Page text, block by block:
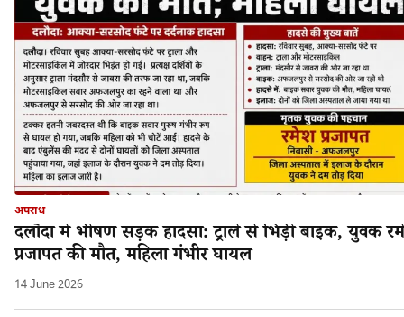
अपराध
दलौदा में भीषण सड़क हादसा: ट्राले से भिड़ी बाइक, युवक
प्रजापत की मौत, महिला गंभीर घायल
14 June 2026